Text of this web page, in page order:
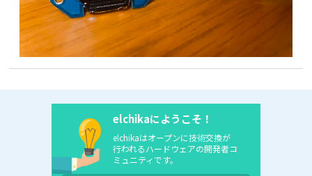
elchikaにようこそ！
elchikaはオープンに技術交換が
行われるハードウェアの開発者コ
ミュニティです。